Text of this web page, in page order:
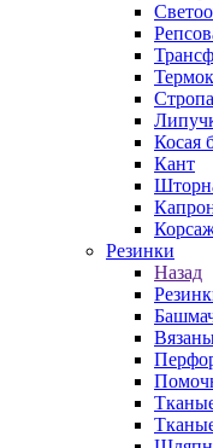
Косая
Кант
Резинки
Назад